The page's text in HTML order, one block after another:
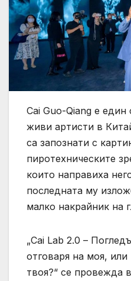
Cai Guo-Qiang е един
живи артисти в
са запознати с
пиротехническите
които направиха
последната му
малко накрайник на
„Cai Lab 2.0 –
отговаря на моя,
твоя?“ се провежда